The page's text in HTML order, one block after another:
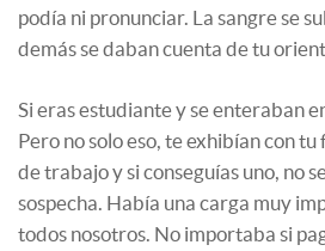
podía ni pronunciar. La sangre se
demás se daban cuenta de tu
Si eras estudiante y se enteraban
Pero no solo eso, te exhibían con
de trabajo y si conseguías uno, no
sospecha. Había una carga muy
todos nosotros. No importaba si